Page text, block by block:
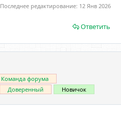
Последнее редактирование: 12 Янв 2026
Ответить
Команда форума
Доверенный Новичок